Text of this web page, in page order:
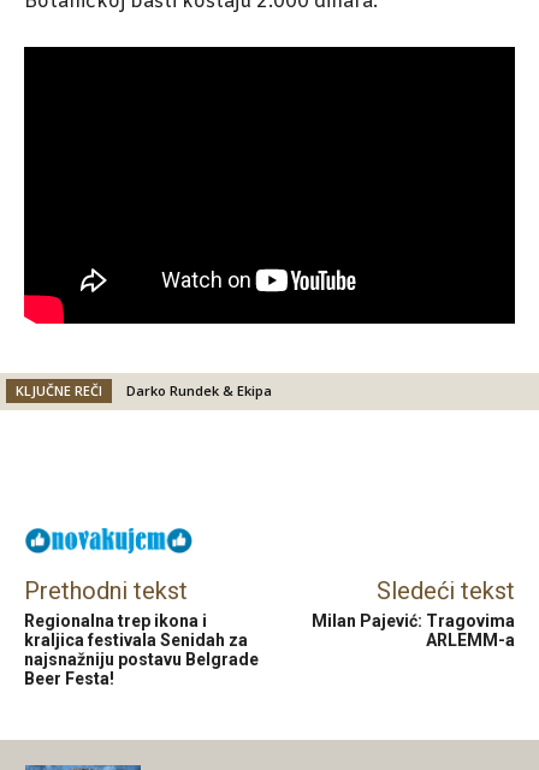
KLJUČNE REČI Darko Rundek & Ekipa
Prethodni tekst
Regionalna trep ikona i
kraljica festivala Senidah za
najsnažniju postavu Belgrade
Beer Festa!
Sledeći tekst
Milan Pajević: Tragovima
ARLEMM-a